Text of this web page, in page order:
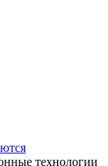
технологии